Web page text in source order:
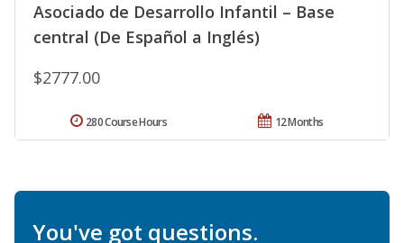
Asociado de Desarrollo Infantil – Base
central (De Español a Inglés)
$2777.00
12 Months
280 Course Hours
You've got questions.